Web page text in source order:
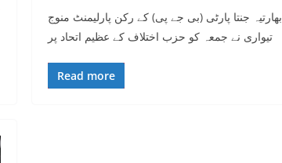
بھارتیہ جنتا پارٹی (بی جے پی) کے رکن پارلیمنٹ منوج
تیواری نے جمعہ کو حزب اختلاف کے عظیم اتحاد پر
Read more